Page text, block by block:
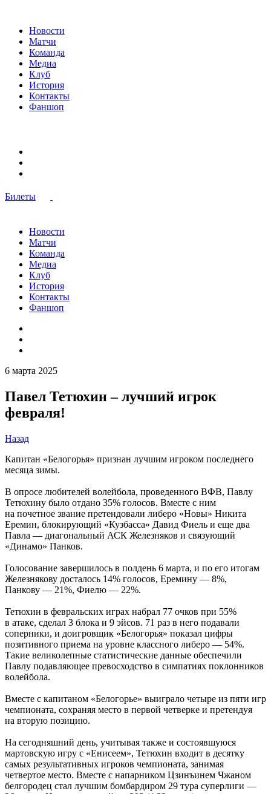
Новости
Матчи
Команда
Медиа
Клуб
История
Контакты
Фаншоп
Билеты
Новости
Матчи
Команда
Медиа
Клуб
История
Контакты
Фаншоп
6 марта 2025
Павел Тетюхин – лучший игрок
февраля!
Назад
Капитан «Белогорья» признан лучшим игроком последнего
месяца зимы.
В опросе любителей волейбола, проведенного ВФВ, Павлу
Тетюхину было отдано 35% голосов. Вместе с ним
на почетное звание претендовали либеро «Новы» Никита
Еремин, блокирующий «Кузбасса» Давид Фиель и еще два
Павла — диагональный АСК Железняков и связующий
«Динамо» Панков.
Голосование завершилось в полдень 6 марта, и по его итогам
Железнякову досталось 14% голосов, Еремину — 8%,
Панкову — 21%, Фиелю — 22%.
Тетюхин в февральских играх набрал 77 очков при 55%
в атаке, сделал 3 блока и 9 эйсов. 71 раз в него подавали
соперники, и доигровщик «Белогорья» показал цифры
позитивного приема на уровне классного либеро — 54%.
Такие великолепные статистические данные обеспечили
Павлу подавляющее превосходство в симпатиях поклонников
волейбола.
Вместе с капитаном «Белогорье» выиграло четыре из пяти игр
чемпионата, сохраняя место в первой четверке и претендуя
на вторую позицию.
На сегодняшний день, учитывая также и состоявшуюся
мартовскую игру с «Енисеем», Тетюхин входит в десятку
самых результативных игроков чемпионата, занимая
четвертое место. Вместе с напарником Цзинъинем Чжаном
белгородец стал лучшим бомбардиром 29 тура суперлиги —